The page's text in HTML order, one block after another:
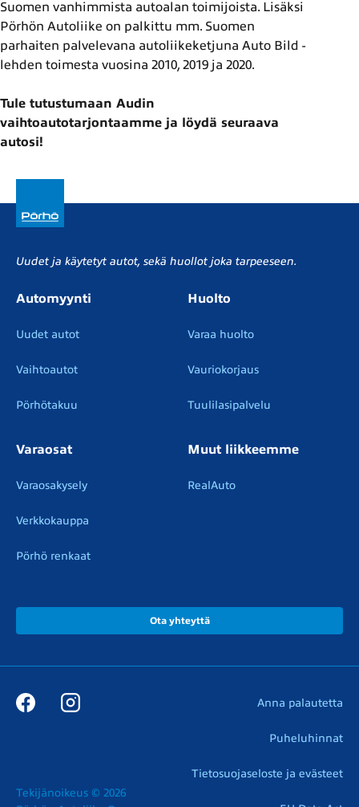
Suomen vanhimmista autoalan toimijoista. Lisäksi
Pörhön Autoliike on palkittu mm. Suomen
parhaiten palvelevana autoliikeketjuna Auto Bild -
lehden toimesta vuosina 2010, 2019 ja 2020.
Tule tutustumaan Audin
vaihtoautotarjontaamme ja löydä seuraava
autosi!
Uudet ja käytetyt autot, sekä huollot joka tarpeeseen.
Automyynti
Uudet autot
Vaihtoautot
Pörhötakuu
Huolto
Varaa huolto
Vauriokorjaus
Tuulilasipalvelu
Varaosat
Varaosakysely
Verkkokauppa
Pörhö renkaat
Muut liikkeemme
RealAuto
Ota yhteyttä
Tekijänoikeus © 2026
Anna palautetta
Puheluhinnat
Tietosuojaseloste ja evästeet